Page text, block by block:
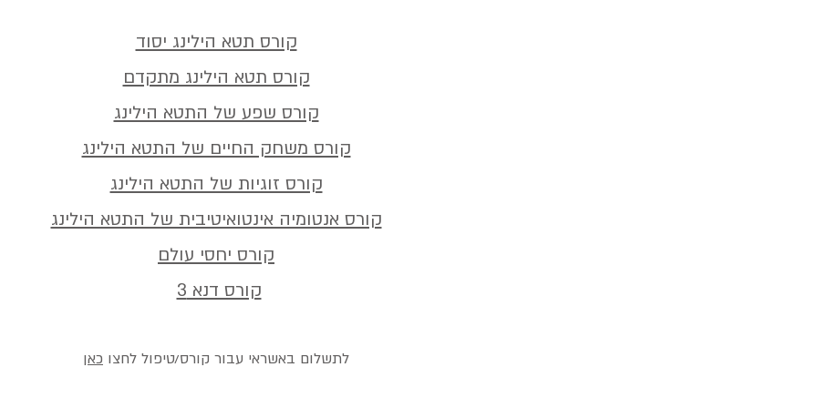
קורס תטא הילינג יסוד
קורס תטא הילינג מתקדם
קורס שפע של התטא הילינג
קורס משחק החיים של התטא הילינג
קורס זוגיות של התטא הילינג
קורס אנטומיה אינטואיטיבית של התטא הילינג
קורס יחסי עולם
קורס דנא 3
לתשלום באשראי עבור קורס/טיפול לחצו כאן